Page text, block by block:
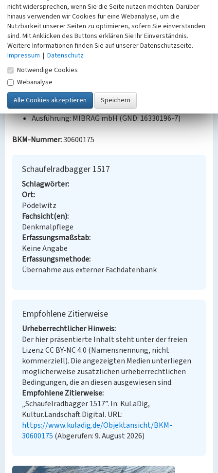
Datenblatt Schaufelradbagger 1517 SRs 1300.
Scheffler, Martin (Hg.): Baumaschinen, Erdbau- und
Tagebaumaschinen. 2. Aufl., Heidelberg 2012.
Wagenbreth, Otfried: Die Braunkohlenindustrie in
Mitteldeutschland. Geologie, Geschichte,
Sachzeugen. Beucha/Markkleeberg 2011.
Bauherr / Auftraggeber:
Eigentümer: MIBRAG mbH (GND: 16330196-7)
Entwurf/Ausführung: TAKRAF (GND: 2076897-7)
Ausführung: MIBRAG mbH (GND: 16330196-7)
BKM-Nummer:30600175
Schaufelradbagger 1517
Schlagwörter
Ort
Pödelwitz
Fachsicht(en)
Denkmalpflege
Erfassungsmaßstab
Keine Angabe
Erfassungsmethode
Übernahme aus externer Fachdatenbank
Empfohlene Zitierweise
Urheberrechtlicher Hinweis
Der hier präsentierte Inhalt steht unter der freien
Lizenz CC BY-NC 4.0 (Namensnennung, nicht
kommerziell). Die angezeigten Medien unterliegen
möglicherweise zusätzlichen urheberrechtlichen
Bedingungen, die an diesen ausgewiesen sind.
Empfohlene Zitierweise
„Schaufelradbagger 1517”. In: KuLaDig,
Kultur.Landschaft.Digital. URL:
https://www.kuladig.de/Objektansicht/BKM-
30600175 (Abgerufen: 9. August 2026)
nicht widersprechen, wenn Sie die Seite nutzen möchten. Darüber
hinaus verwenden wir Cookies für eine Webanalyse, um die
Nutzbarkeit unserer Seiten zu optimieren, sofern Sie einverstanden
sind. Mit Anklicken des Buttons erklären Sie Ihr Einverständnis.
Weitere Informationen finden Sie auf unserer Datenschutzseite.
Impressum | Datenschutz
Notwendige Cookies
Webanalyse